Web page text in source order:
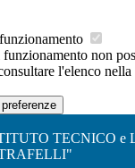
non
l'elenco
TECNICO e